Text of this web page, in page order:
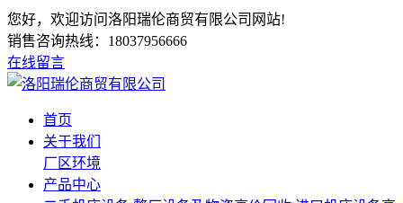
您好，欢迎访问洛阳瑞伦商贸有限公司网站!
销售咨询热线： 18037956666
在线留言
首页
关于我们
厂区环境
产品中心